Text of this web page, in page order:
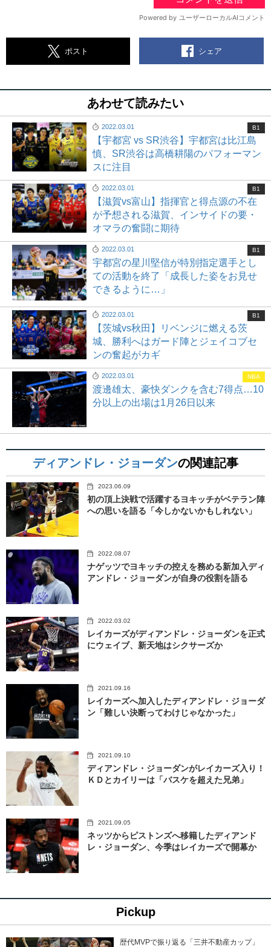
ポスト シェア
あわせて読みたい
2022.03.01
【宇都宮 vs SR渋谷】宇都宮は比江島
慎、SR渋谷は高橋耕陽のパフォーマン
スに注目
B1
2022.03.01
【滋賀vs富山】指揮官と得点源の不在
が予想される滋賀、インサイドの要・
オマラの奮闘に期待
B1
2022.03.01
宇都宮の星川堅信が特別指定選手とし
ての活動を終了「成長した姿をお見せ
できるように…」
B1
2022.03.01
【茨城vs秋田】リベンジに燃える茨
城、勝利へはガード陣とジェイコブセ
ンの奮起がカギ
B1
2022.03.01
渡邊雄太、豪快ダンクを含む7得点…10
分以上の出場は1月26日以来
NBA
ディアンドレ・ジョーダンの関連記事
2023.06.09
初の頂上決戦で活躍するヨキッチがベテラン陣
への思いを語る「今しかないかもしれない」
2022.08.07
ナゲッツでヨキッチの控えを務める新加入ディ
アンドレ・ジョーダンが自身の役割を語る
2022.03.02
レイカーズがディアンドレ・ジョーダンを正式
にウェイブ、新天地はシクサーズか
2021.09.16
レイカーズへ加入したディアンドレ・ジョーダ
ン「難しい決断ってわけじゃなかった」
2021.09.10
ディアンドレ・ジョーダンがレイカーズ入り！
ＫＤとカイリーは「バスケを超えた兄弟」
2021.09.05
ネッツからピストンズへ移籍したディアンド
レ・ジョーダン、今季はレイカーズで開幕か
Pickup
歴代MVPで振り返る「三井不動産カップ」